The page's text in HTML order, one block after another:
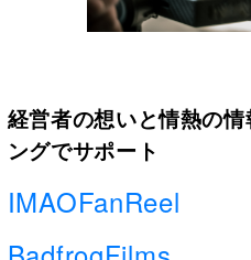
経営者の想いと情熱の
ングでサポート
IMAOFanReel